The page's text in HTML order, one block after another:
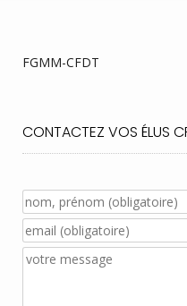
FGMM-CFDT
CONTACTEZ VOS ÉLUS